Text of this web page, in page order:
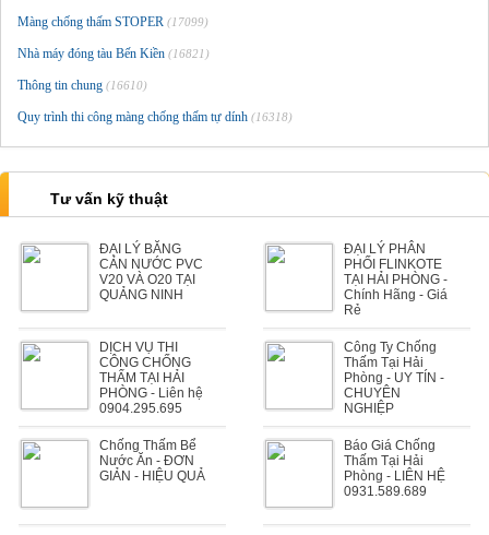
Màng chống thấm STOPER (17099)
Nhà máy đóng tàu Bến Kiền (16821)
Thông tin chung (16610)
Quy trình thi công màng chống thấm tự dính (16318)
Tư vấn kỹ thuật
ĐẠI LÝ BĂNG
CẢN NƯỚC PVC
V20 VÀ O20 TẠI
QUẢNG NINH
ĐẠI LÝ PHÂN
PHỐI FLINKOTE
TẠI HẢI PHÒNG -
Chính Hãng - Giá
Rẻ
DỊCH VỤ THI
CÔNG CHỐNG
THẤM TẠI HẢI
PHÒNG - Liên hệ
0904.295.695
Công Ty Chống
Thấm Tại Hải
Phòng - UY TÍN -
CHUYÊN
NGHIỆP
Chống Thấm Bể
Nước Ăn - ĐƠN
GIẢN - HIỆU QUẢ
Báo Giá Chống
Thấm Tại Hải
Phòng - LIÊN HỆ
0931.589.689